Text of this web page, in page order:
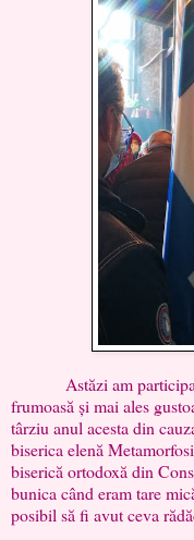
Astăzi am participat
frumoasă și mai ales
târziu anul acesta din
biserica elenă
biserică ortodoxă din
bunica când eram tare
posibil să fi avut ceva